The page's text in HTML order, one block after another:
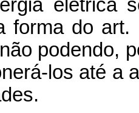
elétrica
forma do
podendo,
los até a